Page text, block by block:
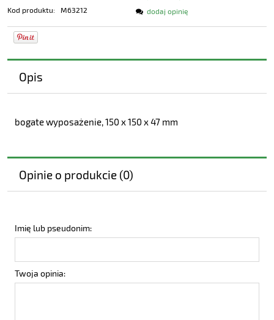
Kod produktu:
M63212
dodaj opinię
Opis
bogate wyposażenie, 150 x 150 x 47 mm
Opinie o produkcie (0)
Imię lub pseudonim:
Twoja opinia: